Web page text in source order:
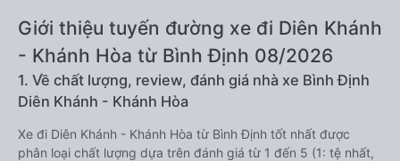
Giới thiệu tuyến đường xe đi Diên Khánh
- Khánh Hòa từ Bình Định 08/2026
1. Về chất lượng, review, đánh giá nhà xe Bình Định
Diên Khánh - Khánh Hòa
Xe đi Diên Khánh - Khánh Hòa từ Bình Định tốt nhất được
phân loại chất lượng dựa trên đánh giá từ 1 đến 5 (1: tệ nhất,